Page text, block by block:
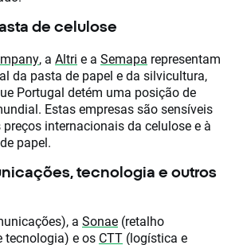
de celulose
, a Altri e a Semapa representam
da pasta de papel e da silvicultura,
Portugal detém uma posição de
Estas empresas são sensíveis
internacionais da celulose e à
papel.
tecnologia e outros
a Sonae (retalho
tecnologia) e os CTT (logística e